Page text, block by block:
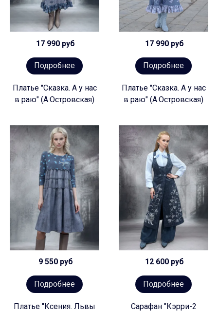
17 990 руб
Подробнее
Платье "Сказка. А у нас
в раю" (А.Островская)
17 990 руб
Подробнее
Платье "Сказка. А у нас
в раю" (А.Островская)
9 550 руб
Подробнее
Платье "Ксения. Львы
12 600 руб
Подробнее
Сарафан "Кэрри-2